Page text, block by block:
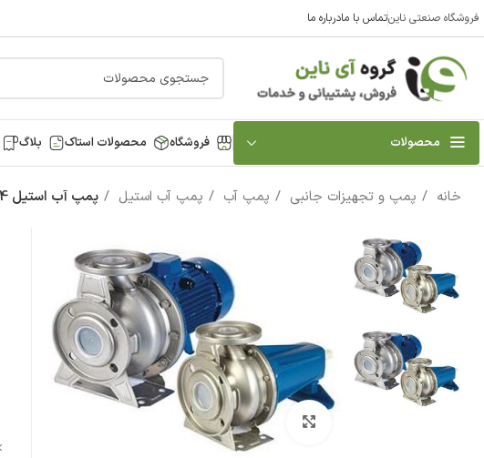
فروشگاه صنعتی ناینتماس با مادرباره ما
محصولات فروشگاه محصولات استاک بلاگ
خانه پمپ و تجهیزات جانبی پمپ آب پمپ آب استیل پمپ آب استيل 4 اسب سه فاز ابارا مدل 3LM/E 40-160 3.0 IE2
بزرگنمایی تصویر